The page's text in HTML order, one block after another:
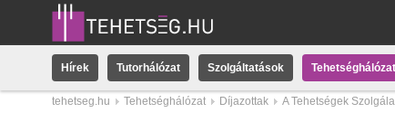
Hírek Tutorhálózat Szolgáltatások Tehetséghálózat
tehetseg.hu Tehetséghálózat Díjazottak A Tehetségek